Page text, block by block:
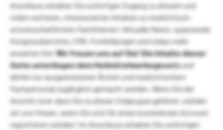
Anschluss erhalten Sie sofortigen Zugang zu diesem und
vielen weiteren, interessanten Inhalten zu medizinisch-
wissenschaftlichen Fachthemen! Aktuelle News, spannende
Kongressberichte, CME-Fortbildungen und vieles mehr
erwarten Sie!Wir freuen uns auf Sie!Die Inhalte dieser
Seite unterliegen dem Heilmittelwerbegesetzund
dürfen nur ausgewiesenen Ärzten und medizinischem
Fachpersonal zugänglich gemacht werden. Wenn Sie der
Ansicht sind, dass Sie zu dieser Zielgruppe gehören, würden
wir uns freuen, wenn Sie sich für einen kostenlosen Account
registrieren würden! Im Anschluss erhalten Sie sofortigen